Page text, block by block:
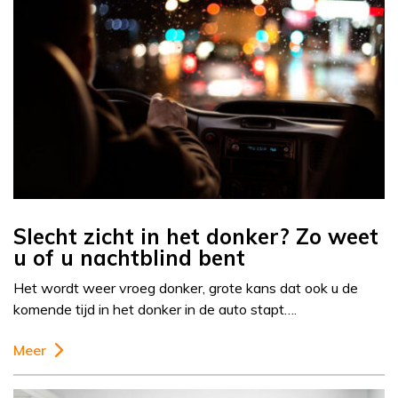
Slecht zicht in het donker? Zo weet
u of u nachtblind bent
Het wordt weer vroeg donker, grote kans dat ook u de
komende tijd in het donker in de auto stapt….
Meer